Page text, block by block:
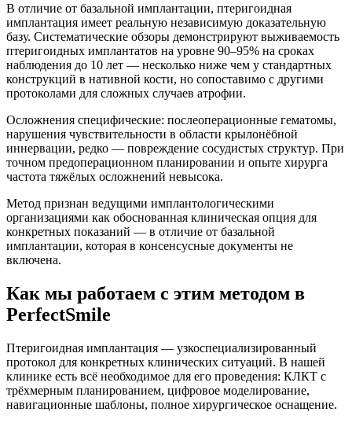
В отличие от базальной имплантации, птеригоидная
имплантация имеет реальную независимую доказательную
базу. Систематические обзоры демонстрируют выживаемость
птеригоидных имплантатов на уровне 90–95% на сроках
наблюдения до 10 лет — несколько ниже чем у стандартных
конструкций в нативной кости, но сопоставимо с другими
протоколами для сложных случаев атрофии.
Осложнения специфические: послеоперационные гематомы,
нарушения чувствительности в области крылонёбной
иннервации, редко — повреждение сосудистых структур. При
точном предоперационном планировании и опыте хирурга
частота тяжёлых осложнений невысока.
Метод признан ведущими имплантологическими
организациями как обоснованная клиническая опция для
конкретных показаний — в отличие от базальной
имплантации, которая в консенсусные документы не
включена.
Как мы работаем с этим методом в
PerfectSmile
Птеригоидная имплантация — узкоспециализированный
протокол для конкретных клинических ситуаций. В нашей
клинике есть всё необходимое для его проведения: КЛКТ с
трёхмерным планированием, цифровое моделирование,
навигационные шаблоны, полное хирургическое оснащение.